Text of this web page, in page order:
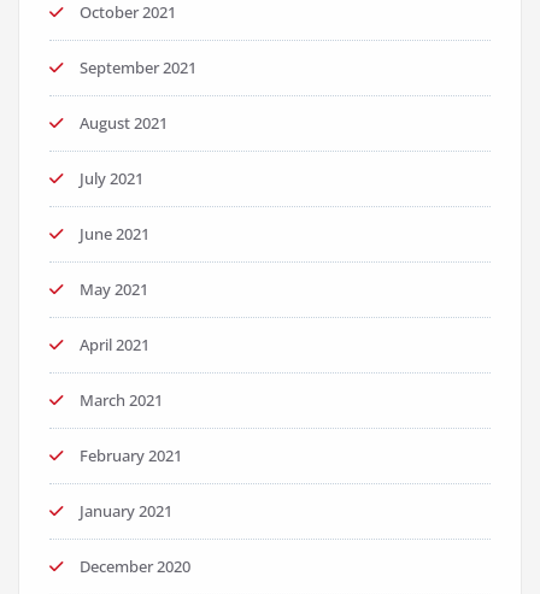
October 2021
September 2021
August 2021
July 2021
June 2021
May 2021
April 2021
March 2021
February 2021
January 2021
December 2020